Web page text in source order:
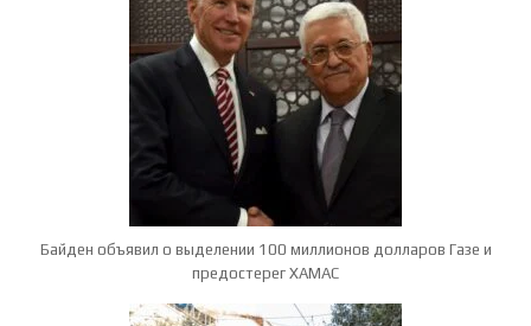
Байден объявил о выделении 100 миллионов долларов Газе и
предостерег ХАМАС